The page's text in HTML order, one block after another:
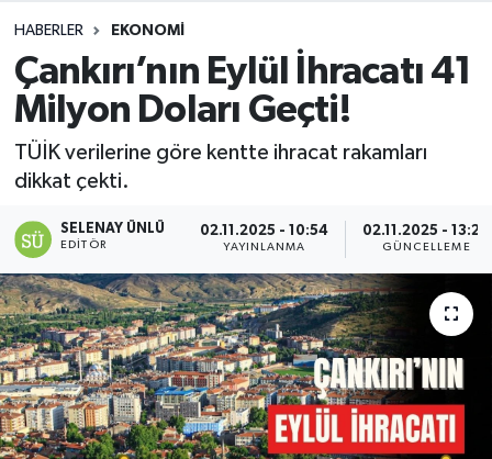
HABERLER EKONOMİ
Çankırı’nın Eylül İhracatı 41
Milyon Doları Geçti!
TÜİK verilerine göre kentte ihracat rakamları
dikkat çekti.
SELENAY ÜNLÜ
EDITÖR
02.11.2025 - 10:54
YAYINLANMA
02.11.2025 - 13:20
GÜNCELLEME